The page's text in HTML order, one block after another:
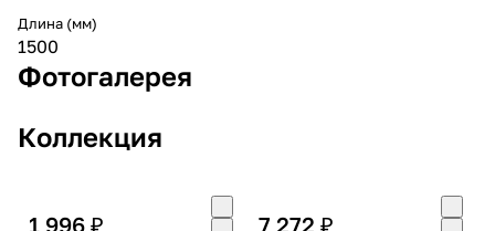
Длина (мм)
1500
Фотогалерея
Коллекция
1 996 ₽ 7 272 ₽